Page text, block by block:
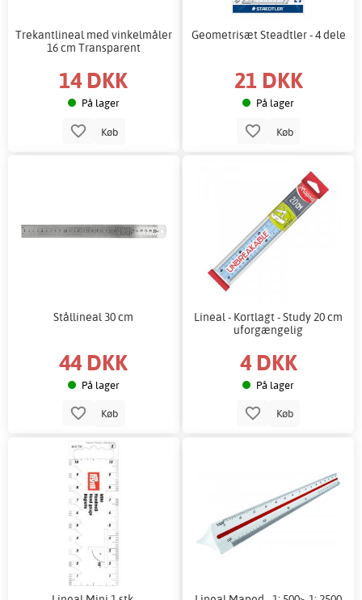
Trekantlineal med vinkelmåler
16 cm Transparent
14 DKK
På lager
Køb
Geometrisæt Steadtler - 4 dele
21 DKK
På lager
Køb
Stållineal 30 cm
44 DKK
På lager
Køb
Lineal - Kortlagt - Study 20 cm
uforgængelig
4 DKK
På lager
Køb